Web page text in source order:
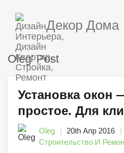
Декор Дома
Oleg' Post
Установка окон
простое. Для
Oleg
20th Апр 2016
Строительство И